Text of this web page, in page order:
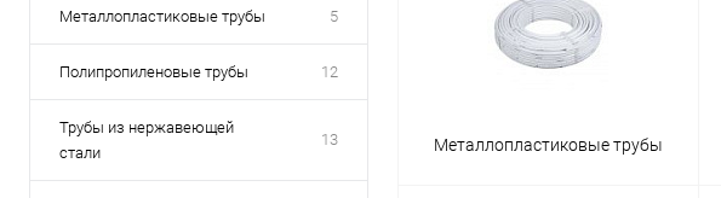
Металлопластиковые трубы 5
Полипропиленовые трубы 12
Трубы из нержавеющей
стали
13 Металлопластиковые трубы